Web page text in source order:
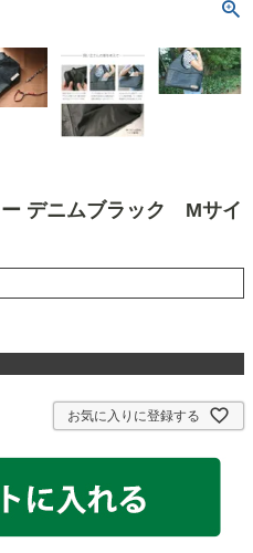
デニムブラック Mサイ
お気に入りに登録する